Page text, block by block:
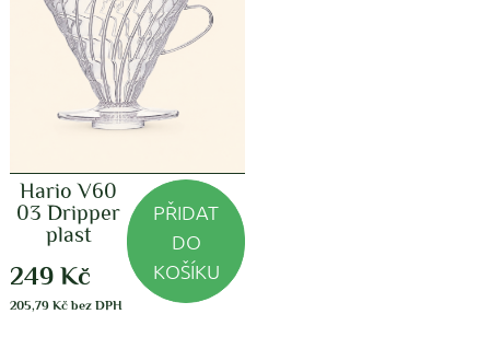
Hario V60
03 Dripper
plast
249 Kč
205,79 Kčbez DPH
PŘIDAT
DO
KOŠÍKU